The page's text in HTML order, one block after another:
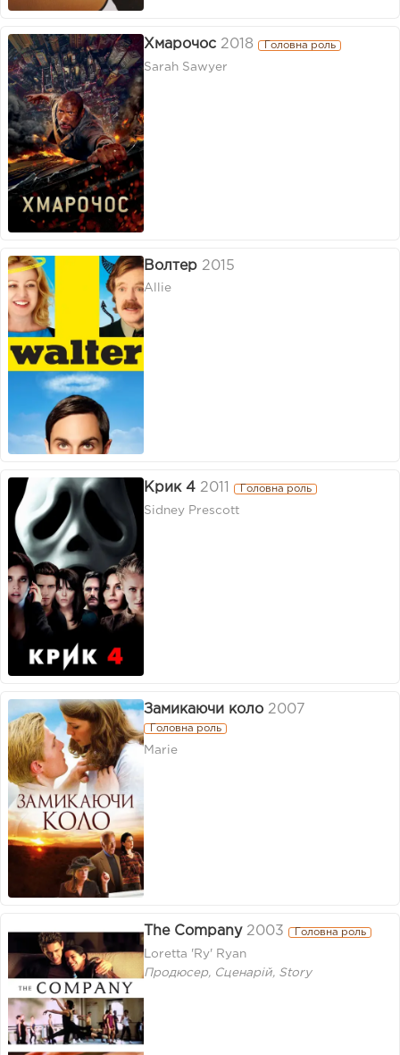
Хмарочос 2018 Головна роль
Sarah Sawyer
Волтер 2015
Allie
Крик 4 2011 Головна роль
Sidney Prescott
Замикаючи коло 2007
Головна роль
Marie
The Company 2003 Головна роль
Loretta 'Ry' Ryan
Продюсер, Сценарій, Story